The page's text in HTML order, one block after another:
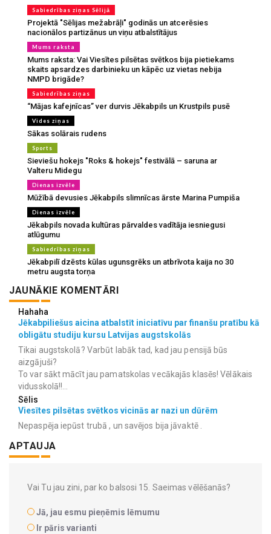
Sabiedrības ziņas Sēlijā
Projektā "Sēlijas mežabrāļi" godinās un atcerēsies
nacionālos partizānus un viņu atbalstītājus
Mums raksta
Mums raksta: Vai Viesītes pilsētas svētkos bija pietiekams
skaits apsardzes darbinieku un kāpēc uz vietas nebija
NMPD brigāde?
Sabiedrības ziņas
“Mājas kafejnīcas” ver durvis Jēkabpils un Krustpils pusē
Vides ziņas
Sākas solārais rudens
Sports
Sieviešu hokejs "Roks & hokejs" festivālā – saruna ar
Valteru Midegu
Dienas izvēle
Mūžībā devusies Jēkabpils slimnīcas ārste Marina Pumpiša
Dienas izvēle
Jēkabpils novada kultūras pārvaldes vadītāja iesniegusi
atlūgumu
Sabiedrības ziņas
Jēkabpilī dzēsts kūlas ugunsgrēks un atbrīvota kaija no 30
metru augsta torņa
JAUNĀKIE KOMENTĀRI
Hahaha
Jēkabpiliešus aicina atbalstīt iniciatīvu par finanšu pratību kā
obligātu studiju kursu Latvijas augstskolās
Tikai augstskolā? Varbūt labāk tad, kad jau pensijā būs
aizgājuši?
To var sākt mācīt jau pamatskolas vecākajās klasēs! Vēlākais
vidusskolā!!...
Sēlis
Viesītes pilsētas svētkos vicinās ar nazi un dūrēm
Nepaspēja iepūst trubā , un savējos bija jāvaktē .
APTAUJA
Vai Tu jau zini, par ko balsosi 15. Saeimas vēlēšanās?
Jā, jau esmu pieņēmis lēmumu
Ir pāris varianti